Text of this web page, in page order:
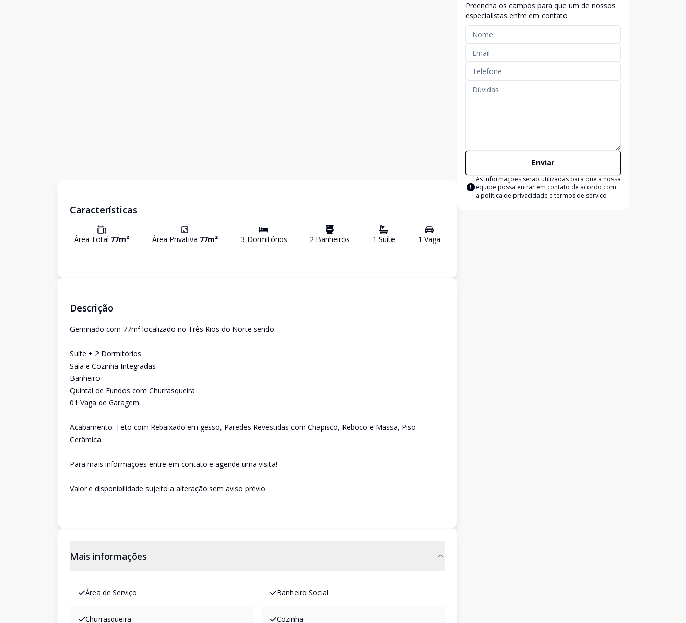
Características
Área Total 77m² Área Privativa 77m² 3 Dormitórios 2 Banheiros 1 Suíte 1 Vaga
Descrição
Geminado com 77m² localizado no Três Rios do Norte sendo:
Suíte + 2 Dormitórios
Sala e Cozinha Integradas
Banheiro
Quintal de Fundos com Churrasqueira
01 Vaga de Garagem
Acabamento: Teto com Rebaixado em gesso, Paredes Revestidas com Chapisco, Reboco e Massa, Piso
Cerâmica.
Para mais informações entre em contato e agende uma visita!
Valor e disponibilidade sujeito a alteração sem aviso prévio.
Mais informações
Área de Serviço Banheiro Social
Churrasqueira Cozinha
Preencha os campos para que um de nossos
especialistas entre em contato
Enviar
As informações serão utilizadas para que a nossa
equipe possa entrar em contato de acordo com
a política de privacidade e termos de serviço